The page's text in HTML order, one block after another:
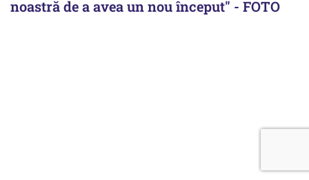
noastră de a avea un nou început" - FOTO